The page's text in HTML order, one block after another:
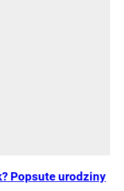
Popsute urodziny